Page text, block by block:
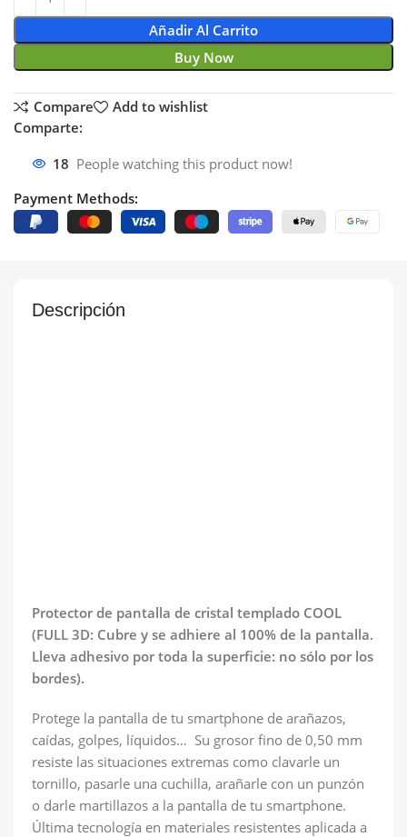
Añadir Al Carrito
Buy Now
Compare
Add to wishlist
Comparte:
18 People watching this product now!
Payment Methods:
Descripción
Protector de pantalla de cristal templado COOL
(FULL 3D: Cubre y se adhiere al 100% de la pantalla.
Lleva adhesivo por toda la superficie: no sólo por los
bordes).
Protege la pantalla de tu smartphone de arañazos,
caídas, golpes, líquidos… Su grosor fino de 0,50 mm
resiste las situaciones extremas como clavarle un
tornillo, pasarle una cuchilla, arañarle con un punzón
o darle martillazos a la pantalla de tu smartphone.
Última tecnología en materiales resistentes aplicada a